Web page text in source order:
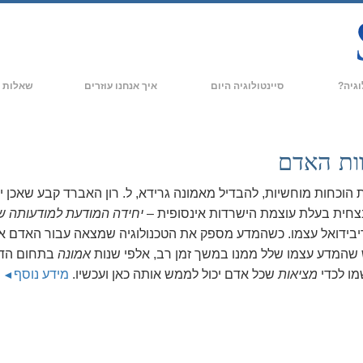
על סיינטולוגיה
של סיינטולוגיה
סיינטולוגיה היום
הבסיס היבשתי של פלאג
Freewinds
מביא את סיינטולוגיה לעולם
איך אנחנו עוזרים שאלות
המבנה האדם
הוכחות מוחשיות, להבדיל מאמונה גרידא, ל. רון האברד קבע שאכן
בעלת עוצמת הישרדות אינסופית – יחידה המודעת למודעותה
עצמו. כשהמדע מספק את הטכנולוגיה שמצאה עבור האדם
שהמדע עצמו שלל ממנו במשך זמן רב, אלפי שנותאמונה בתחום
לכדי מציאות שכל אדם יכול לממש אותה כאן ועכשיו. מידע נוסף